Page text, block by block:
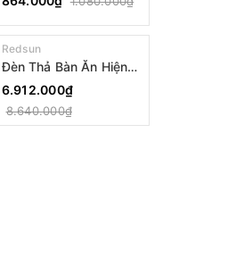
Wabi-sabi CDT-T036
Dáng A
Redsun
Đèn Thả Bàn Ăn Hiện
Đại Bậc Thang Đôi
Phong Cách Nhật Bản
Wabi-sabi DC-T078A
6.912.000₫
8.640.000₫